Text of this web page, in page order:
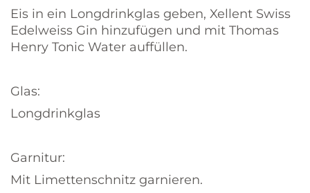
Eis in ein Longdrinkglas geben, Xellent Swiss
Edelweiss Gin hinzufügen und mit Thomas
Henry Tonic Water auffüllen.
Glas:
Longdrinkglas
Garnitur:
Mit Limettenschnitz garnieren.